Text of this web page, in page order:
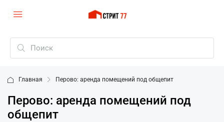
Главная Перово: аренда помещений под общепит
Перово: аренда помещений под
общепит